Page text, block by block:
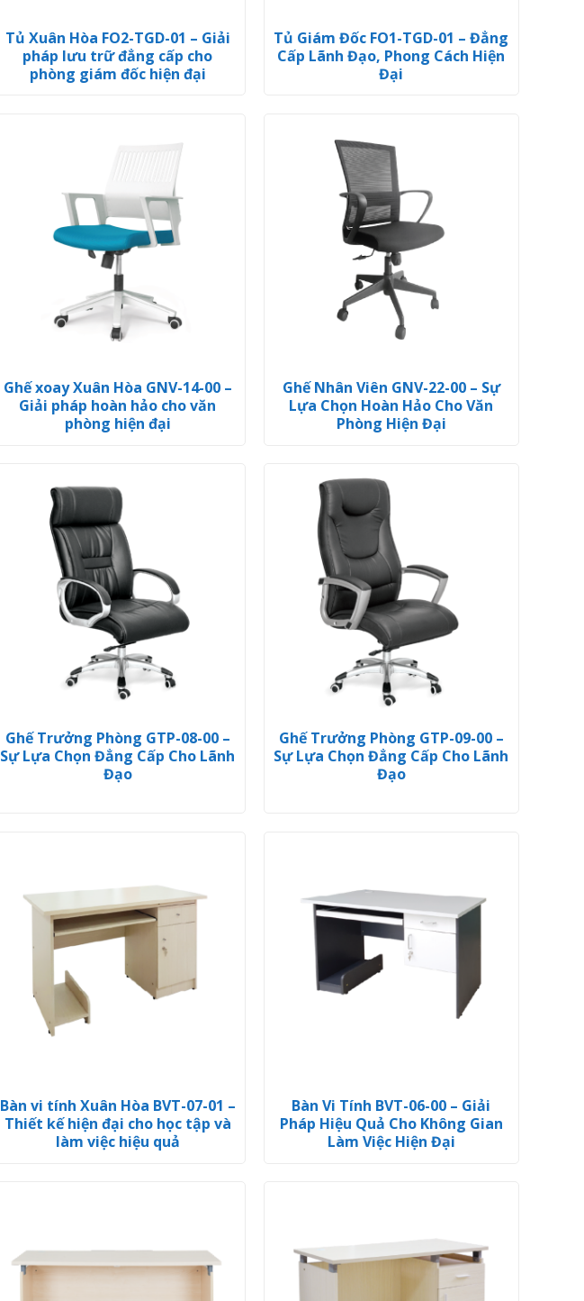
Tủ Xuân Hòa FO2-TGD-01 – Giải
pháp lưu trữ đẳng cấp cho
phòng giám đốc hiện đại
Tủ Giám Đốc FO1-TGD-01 – Đẳng
Cấp Lãnh Đạo, Phong Cách Hiện
Đại
Ghế xoay Xuân Hòa GNV-14-00 –
Giải pháp hoàn hảo cho văn
phòng hiện đại
Ghế Nhân Viên GNV-22-00 – Sự
Lựa Chọn Hoàn Hảo Cho Văn
Phòng Hiện Đại
Ghế Trưởng Phòng GTP-08-00 –
Sự Lựa Chọn Đẳng Cấp Cho Lãnh
Đạo
Ghế Trưởng Phòng GTP-09-00 –
Sự Lựa Chọn Đẳng Cấp Cho Lãnh
Đạo
Bàn vi tính Xuân Hòa BVT-07-01 –
Thiết kế hiện đại cho học tập và
làm việc hiệu quả
Bàn Vi Tính BVT-06-00 – Giải
Pháp Hiệu Quả Cho Không Gian
Làm Việc Hiện Đại